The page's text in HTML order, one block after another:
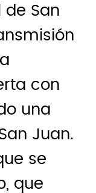
de San
con
una
Juan.
se
que